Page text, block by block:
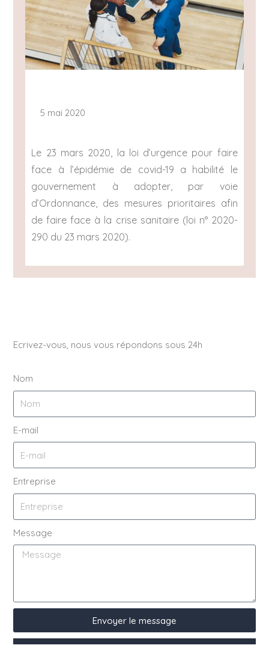
5 mai 2020
Le 23 mars 2020, la loi d’urgence pour faire
face à l’épidémie de covid-19 a habilité le
gouvernement à adopter, par voie
d’Ordonnance, des mesures prioritaires afin
de faire face à la crise sanitaire (loi n° 2020-
290 du 23 mars 2020).
Ecrivez-vous, nous vous répondons sous 24h
Nom
E-mail
Entreprise
Message
Envoyer le message